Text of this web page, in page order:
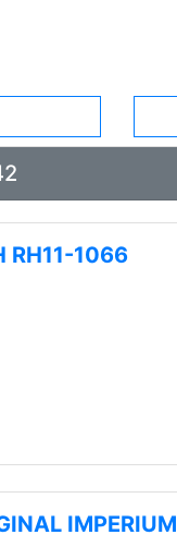
RH11-1066
IMPERIUM